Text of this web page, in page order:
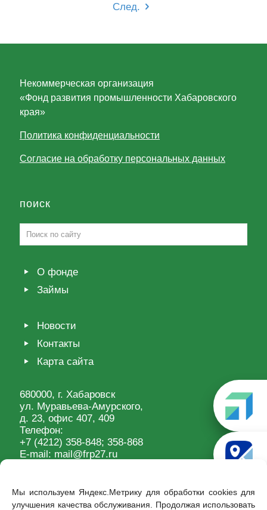
Мы используем Яндекс.Метрику для обработки cookies для
улучшения качества обслуживания. Продолжая использовать
След.
Некоммерческая организация
«Фонд развития промышленности Хабаровского
края»
Политика конфиденциальности
Согласие на обработку персональных данных
поиск
О фонде
Займы
Новости
Контакты
Карта сайта
680000, г. Хабаровск
ул. Муравьева-Амурского,
д. 23, офис 407, 409
Телефон:
+7 (4212) 358-848; 358-868
E-mail: mail@frp27.ru